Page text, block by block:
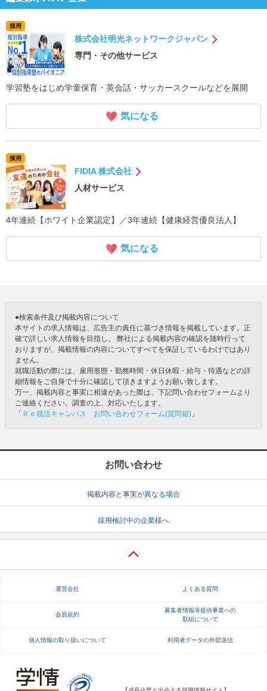
採用
株式会社明光ネットワークジャパン
専門・その他サービス
学習塾をはじめ学童保育・英会話・サッカースクールなどを展開
気になる
採用
FIDIA 株式会社
人材サービス
4年連続【ホワイト企業認定】／3年連続【健康経営優良法人】
気になる
●検索条件及び掲載内容について
本サイトの求人情報は、広告主の責任に基づき情報を掲載しています。正
確で詳しい求人情報を目指し、 弊社による掲載内容の確認を随時行って
おりますが、掲載情報の内容についてすべてを保証しているわけではあり
ません。
就職活動の際には、雇用形態・勤務時間・休日休暇・給与・待遇などの詳
細情報をご自身で十分に確認して頂きますようお願い致します。
万一、掲載内容と事実に相違があった際は、下記問い合わせフォームより
ご連絡ください。調査の上、対応いたします。
「 Ｒｅ就活キャンパス お問い合わせフォーム(質問箱) 」
お問い合わせ
掲載内容と事実が異なる場合
採用検討中の企業様へ
運営会社 よくある質問
会員規約
募集者情報等提供事業への
取組について
個人情報の取り扱いについて 利用者データの外部送信